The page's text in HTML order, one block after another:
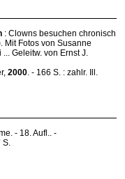
: Clowns besuchen chronisch
Mit Fotos von Susanne
Geleitw. von Ernst J.
2000. - 166 S. : zahlr. Ill.
- 18. Aufl.. -
S.